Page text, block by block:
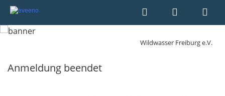
Wildwasser Freiburg e.V.
Anmeldung beendet